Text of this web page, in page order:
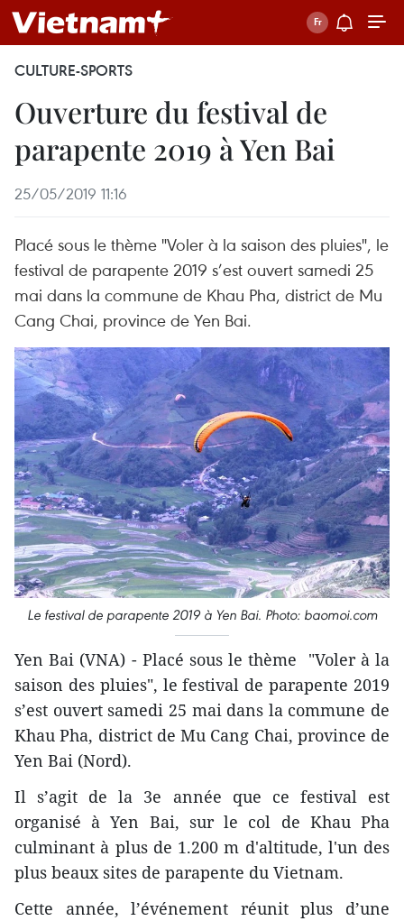
CULTURE-SPORTS
Ouverture du festival de
parapente 2019 à Yen Bai
25/05/2019 11:16
Placé sous le thème "Voler à la saison des pluies", le
festival de parapente 2019 s’est ouvert samedi 25
mai dans la commune de Khau Pha, district de Mu
Cang Chai, province de Yen Bai.
Le festival de parapente 2019 à Yen Bai. Photo: baomoi.com
Yen Bai (VNA) - Placé sous le thème "Voler à la
saison des pluies", le festival de parapente 2019
s’est ouvert samedi 25 mai dans la commune de
Khau Pha, district de Mu Cang Chai, province de
Yen Bai (Nord).
Il s’agit de la 3e année que ce festival est
organisé à Yen Bai, sur le col de Khau Pha
culminant à plus de 1.200 m d'altitude, l'un des
plus beaux sites de parapente du Vietnam.
Cette année, l’événement réunit plus d’une